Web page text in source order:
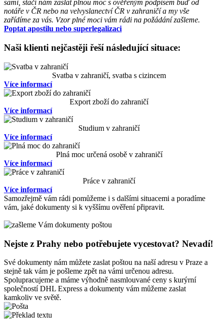
sami, stačí nám zaslat plnou moc s ověřeným podpisem buď od
notáře v ČR nebo na velvyslanectví ČR v zahraničí a my vše
zařídíme za vás. Vzor plné moci vám rádi na požádání zašleme.
Poptat apostilu nebo superlegalizaci
Naši klienti nejčastěji řeší následující situace:
Svatba v zahraničí, svatba s cizincem
Více informací
Export zboží do zahraničí
Více informací
Studium v zahraničí
Více informací
Plná moc určená osobě v zahraničí
Více informací
Práce v zahraničí
Více informací
Samozřejmě vám rádi pomůžeme i s dalšími situacemi a poradíme
vám, jaké dokumenty si k vyššímu ověření připravit.
Nejste z Prahy nebo potřebujete vycestovat? Nevadí!
Své dokumenty nám můžete zaslat poštou na naší adresu v Praze a
stejně tak vám je pošleme zpět na vámi určenou adresu.
Spolupracujeme a máme výhodně nasmlouvané ceny s kurýrní
společností DHL Express a dokumenty vám můžeme zaslat
kamkoliv ve světě.